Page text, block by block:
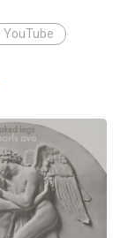
YouTube